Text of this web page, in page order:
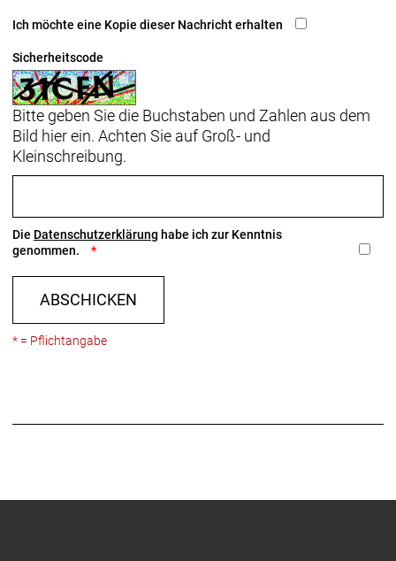
Ich möchte eine Kopie dieser Nachricht erhalten
Sicherheitscode
Bitte geben Sie die Buchstaben und Zahlen aus dem
Bild hier ein. Achten Sie auf Groß- und
Kleinschreibung.
Die Datenschutzerklärung habe ich zur Kenntnis
genommen.
ABSCHICKEN
* = Pflichtangabe